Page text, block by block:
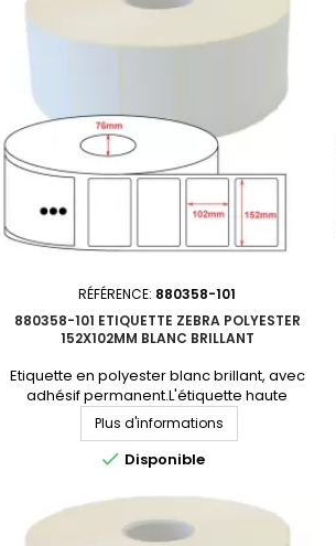
RÉFÉRENCE: 880358-101
880358-101 ETIQUETTE ZEBRA POLYESTER
152X102MM BLANC BRILLANT
Etiquette en polyester blanc brillant, avec
adhésif permanent.L'étiquette haute
performance par excellence. Format :
152x102mmMatière : polyester Adhésif :
permanentNbre étiq/rouleau :
1432Perforation entre étiquettes :
NonDiamètre du mandrin : 76mmQuantité
par carton : 4&lt; rouleauxProduit non tenu
en stock. Consultez-nous pour un devis
Plus d'informations
 Disponible